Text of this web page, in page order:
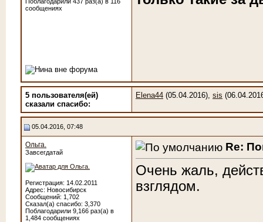
сообщениях
5 пользователя(ей)
сказали cпасибо:
Elena44 (05.04.2016), sis
05.04.2016, 07:48
Ольга.
Завсегдатай
Регистрация: 14.02.2011
Адрес: Новосибирск
Сообщений: 1,702
Сказал(а) спасибо: 3,370
Поблагодарили 9,166 раз(а) в
1,484 сообщениях
Re:
Очень жаль,
взглядом.